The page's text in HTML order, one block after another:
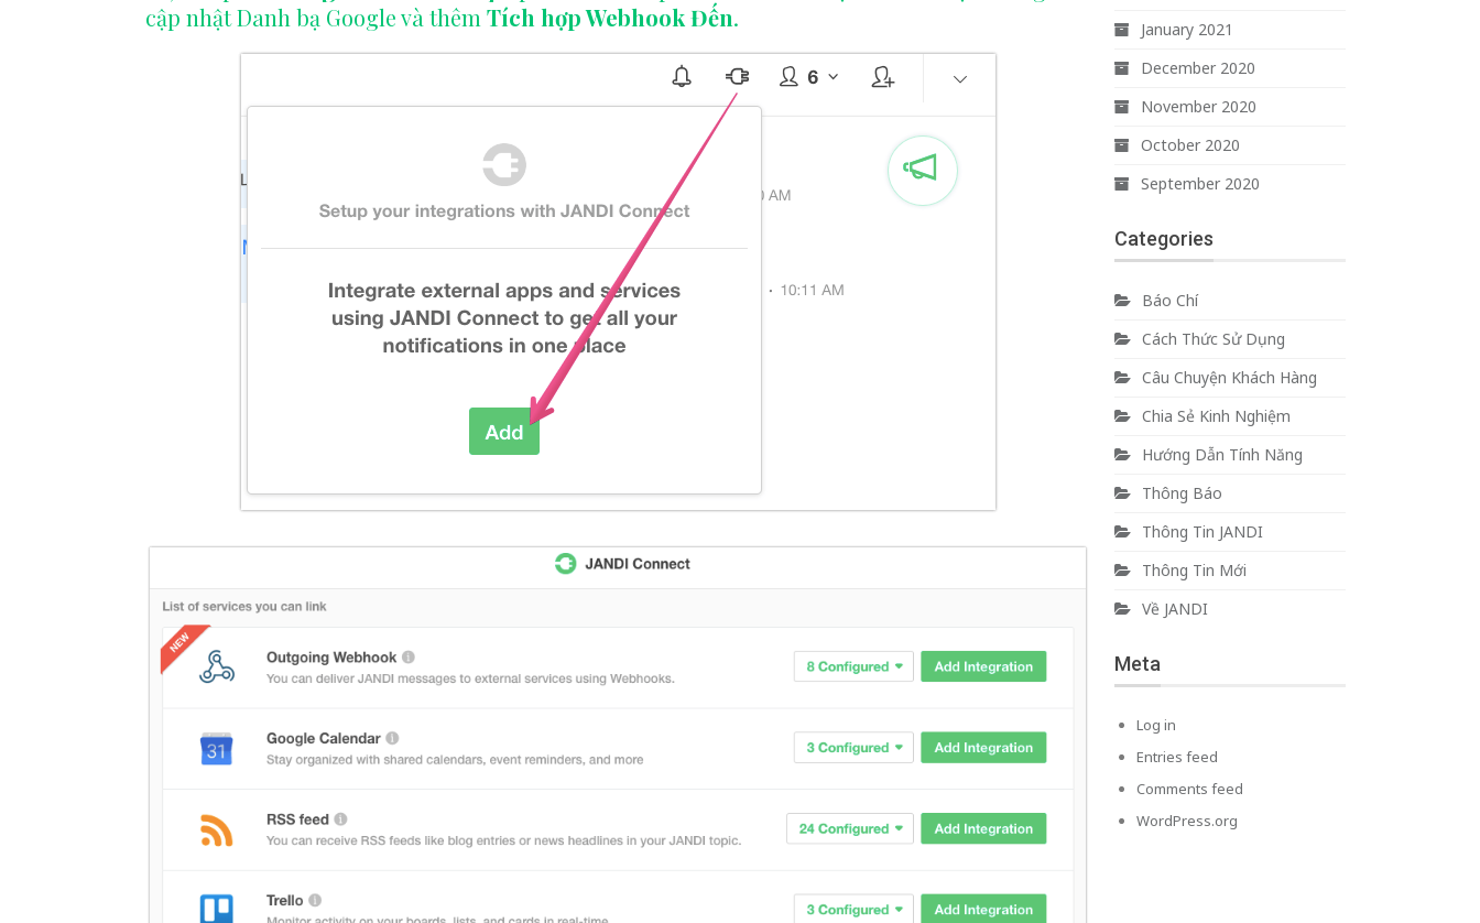
cập nhật Danh bạ Google và thêm Tích hợp Webhook Đến.
January 2021
December 2020
November 2020
October 2020
September 2020
Categories
Báo Chí
Cách Thức Sử Dụng
Câu Chuyện Khách Hàng
Chia Sẻ Kinh Nghiệm
Hướng Dẫn Tính Năng
Thông Báo
Thông Tin JANDI
Thông Tin Mới
Về JANDI
Meta
Log in
Entries feed
Comments feed
WordPress.org